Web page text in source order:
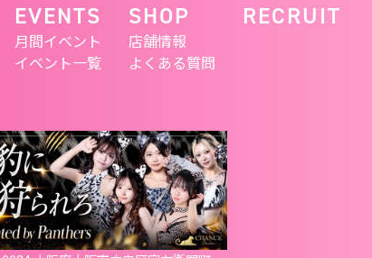
EVENTS
月間イベント
イベント一覧
SHOP
店舗情報
よくある質問
RECRUIT